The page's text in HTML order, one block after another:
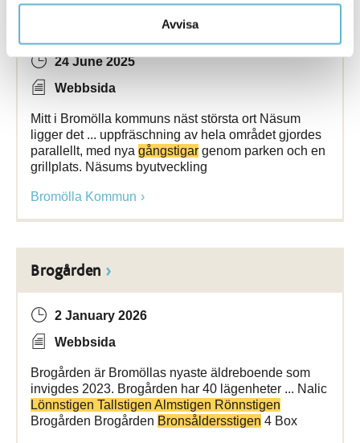
Avvisa
24 June 2025
Webbsida
Mitt i Bromölla kommuns näst största ort Näsum
ligger det ... uppfräschning av hela området gjordes
parallellt, med nya gångstigar genom parken och en
grillplats. Näsums byutveckling
Bromölla Kommun
Brogården
2 January 2026
Webbsida
Brogården är Bromöllas nyaste äldreboende som
invigdes 2023. Brogården har 40 lägenheter ... Nalic
Lönnstigen Tallstigen Almstigen Rönnstigen
Brogården Brogården Bronsåldersstigen 4 Box